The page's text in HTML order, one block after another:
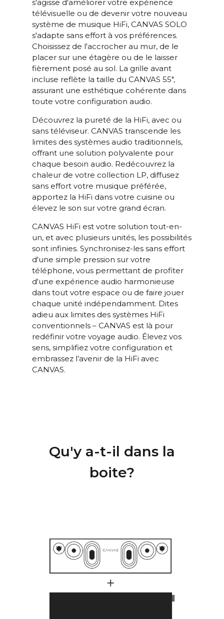
entrent en jeu ici, mais un
facteur essentiel est que
CANVAS dispose d'un
gigantesque volume
acoustique effectif de 23 litres
en combinaison avec 2 unités
de graves/médiums de 6,5" et 2
HP Passifs de 5x8", ce qui
donne une surface d’émission
de 59,2 cm2 qui correspond à
une unité de 12". CANVAS HiFi
est donc très efficace et joue
plus fort et avec plus de
basses que les barres de son
traditionnelles.
DAC Burr-Brown 24 bits / 192 kHz
RÉPONSE
EN
FRÉQUEN
CE
30 Hz - 20.000 Hz
RAPPORT
SIGNAL/BR
UIT
(Puissance
nominale)
100 Hz >104 dB
1 KHz >103 dB
10 KHz >105 dB
THD+N
(1/8 Puissance
nominale)
100 Hz <0,04 %
1 KHz <0,04 %
10 KHz <0,05 %
DSP
Puissant quad-core Analog
PIÈCE
HDMI eARC, Toslink, Analog,
Apple AirPlay 2 (multi-room),
automatiquement via l'unité
de contrôle qui peut être
masquée dans CANVAS pour
la connexion avec les
systèmes de contrôle
existants tels que l'application
Sonos, Bluetooth, l'application
s'agisse d'améliorer votre expérience
télévisuelle ou de devenir votre nouveau
système de musique HiFi, CANVAS SOLO
s'adapte sans effort à vos préférences.
Choisissez de l'accrocher au mur, de le
placer sur une étagère ou de le laisser
fièrement posé au sol. La grille avant
incluse reflète la taille du CANVAS 55",
assurant une esthétique cohérente dans
toute votre configuration audio.
Découvrez la pureté de la HiFi, avec ou
sans téléviseur. CANVAS transcende les
limites des systèmes audio traditionnels,
offrant une solution polyvalente pour
chaque besoin audio. Redécouvrez la
chaleur de votre collection LP, diffusez
sans effort votre musique préférée,
apportez la HiFi dans votre cuisine ou
élevez le son sur votre grand écran.
CANVAS HiFi est votre solution tout-en-
un, et avec plusieurs unités, les possibilités
sont infinies. Synchronisez-les sans effort
d'une simple pression sur votre
téléphone, vous permettant de profiter
d'une expérience audio harmonieuse
dans tout votre espace ou de faire jouer
chaque unité indépendamment. Dites
adieu aux limites des systèmes HiFi
conventionnels – CANVAS est là pour
redéfinir votre voyage audio. Élevez vos
sens, simplifiez votre configuration et
embrassez l’avenir de la HiFi avec
CANVAS.
Qu'y a-t-il dans la
boite?